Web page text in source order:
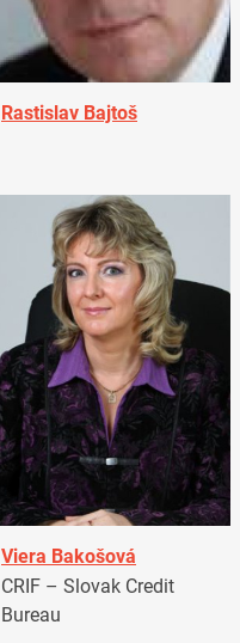
Rastislav Bajtoš
Viera Bakošová
CRIF – Slovak Credit
Bureau